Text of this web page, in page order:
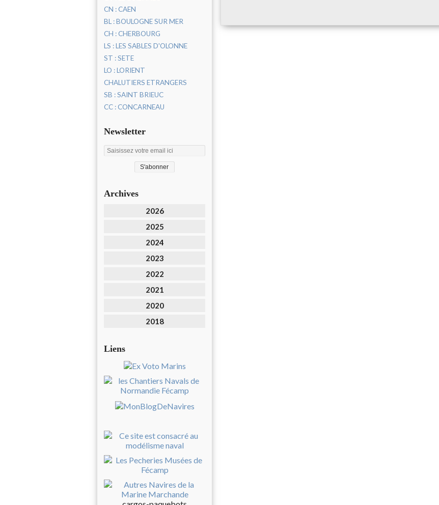
CN : CAEN
BL : BOULOGNE SUR MER
CH : CHERBOURG
LS : LES SABLES D'OLONNE
ST : SETE
LO : LORIENT
CHALUTIERS ETRANGERS
SB : SAINT BRIEUC
CC : CONCARNEAU
Newsletter
Archives
2026
2025
2024
2023
2022
2021
2020
2018
Liens